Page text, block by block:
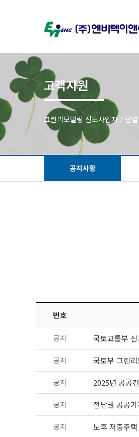
고객지원
그린리모델링 선도사업자 / 단
공지사항
번호
공지 국토교통부
공지 국토부 그린
공지 2025년 공공
공지 전남권 공공
공지 노후 저층주